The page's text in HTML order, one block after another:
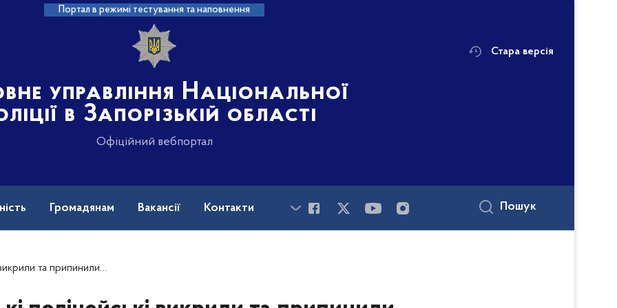
Портал в режимі тестування та наповнення
управління Національної
в Запорізькій області
Офіційний вебпортал
Стара версія
Громадянам Вакансії Контакти Пошук
які допомагали ухилянтам з виїздом за кордон